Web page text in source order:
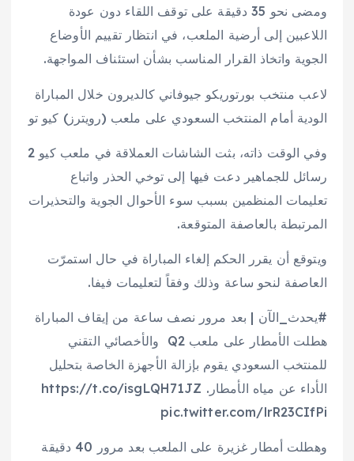
ومضى نحو 35 دقيقة على توقف اللقاء دون عودة
اللاعبين إلى أرضية الملعب، في انتظار تقييم الأوضاع
الجوية واتخاذ القرار المناسب بشأن استئناف المواجهة.
لاعب منتخب بورتوريكو جيوفاني كالديرون خلال المباراة
الودية أمام المنتخب السعودي على ملعب (رويترز) كيو تو
وفي الوقت ذاته، بثت الشاشات العملاقة في ملعب كيو 2
رسائل للجماهير دعت فيها إلى توخي الحذر واتباع
تعليمات المنظمين بسبب سوء الأحوال الجوية والتحذيرات
المرتبطة بالعاصفة المتوقعة.
ويتوقع أن يقرر الحكم إلغاء المباراة في حال استمرّت
العاصفة لنحو ساعة وذلك وفقاً لتعليمات فيفا.
#يحدث_الآن | بعد مرور نصف ساعة من إيقاف المباراة
هطلت الأمطار على ملعب Q2 ️ ️والأخصائي التقني
للمنتخب السعودي يقوم بإزالة الأجهزة الخاصة بتحليل
الأداء عن مياه الأمطار. https://t.co/isgLQH71JZ
pic.twitter.com/lrR23CIfPi
وهطلت أمطار غزيرة على الملعب بعد مرور 40 دقيقة